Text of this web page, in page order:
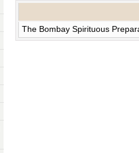
The Bombay Spirituous